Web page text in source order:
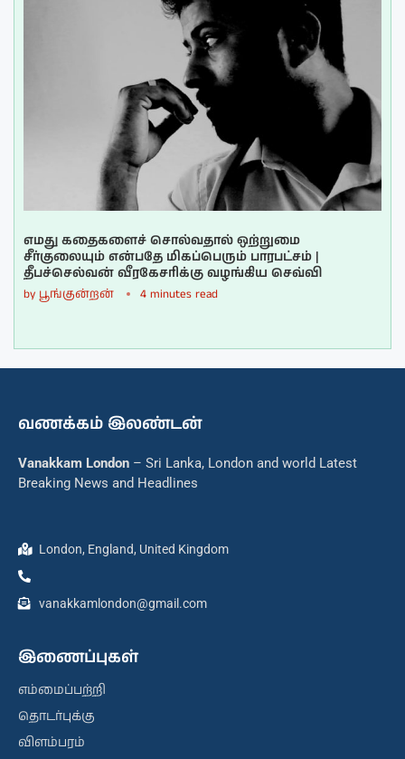
எமது கதைகளைச் சொல்வதால் ஒற்றுமை
சீர்குலையும் என்பதே மிகப்பெரும் பாரபட்சம் |
தீபச்செல்வன் வீரகேசரிக்கு வழங்கிய செவ்வி
by பூங்குன்றன் 4 minutes read
வணக்கம் இலண்டன்
Vanakkam London – Sri Lanka, London and world Latest
Breaking News and Headlines
London, England, United Kingdom
vanakkamlondon@gmail.com
இணைப்புகள்
எம்மைப்பற்றி
தொடர்புக்கு
விளம்பரம்